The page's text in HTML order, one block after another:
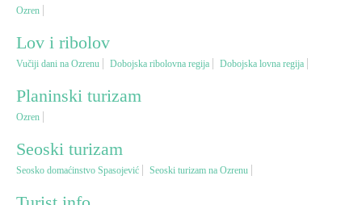
Gastronomija
Lov i ribolov
Seoski turizam
Omladinski turizam
Destinacije
Ozren
Lov i ribolov
Vučiji dani na Ozrenu Dobojska ribolovna regija Dobojska lovna regija
Planinski turizam
Ozren
Seoski turizam
Seosko domaćinstvo Spasojević Seoski turizam na Ozrenu